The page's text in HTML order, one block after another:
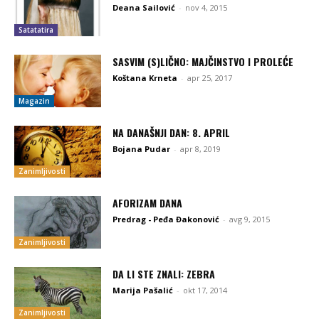
Satatatira
Deana Sailović - nov 4, 2015
Magazin
SASVIM (S)LIČNO: MAJČINSTVO I PROLEĆE
Koštana Krneta - apr 25, 2017
Zanimljivosti
NA DANAŠNJI DAN: 8. APRIL
Bojana Pudar - apr 8, 2019
Zanimljivosti
AFORIZAM DANA
Predrag - Peđa Đakonović - avg 9, 2015
Zanimljivosti
DA LI STE ZNALI: ZEBRA
Marija Pašalić - okt 17, 2014